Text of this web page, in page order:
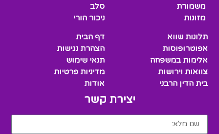
משמורת
מזונות
סלב
ניכור הורי
תלונות שווא
אפוטרופוסות
אלימות במשפחה
צוואות וירושות
בית הדין הרבני
דף הבית
הצהרת נגישות
תנאי שימוש
מדיניות פרטיות
אודות
יצירת קשר